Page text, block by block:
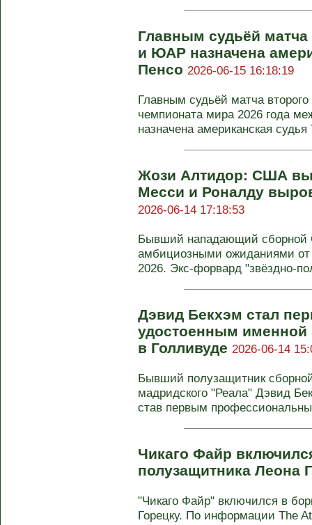
Главным судьёй
и ЮАР назначена
Пенсо 2026-06-15 16:18:19
Главным судьёй матча второго
чемпионата мира 2026 года
назначена американская
Жози Алтидор: США
Месси и Роналду
2026-06-14 17:18:53
Бывший нападающий
амбициозными ожиданиями
2026. Экс-форвард "звёздно-
Дэвид Бекхэм стал
удостоенным
в Голливуде 2026-06-14
Бывший полузащитник
мадридского "Реала" Дэвид
став первым
Чикаго Файр
полузащитника Леона
"Чикаго Файр" включился в
Горецку. По информации The